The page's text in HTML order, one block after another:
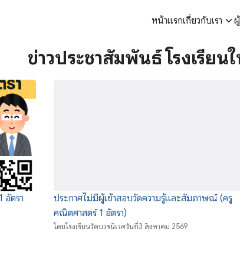
หน้าแรกเกี่ยวกับเรา
Search
for:ข่าวประชาสัมพันธ์ โรงเรียน
อัตรา
ประกาศไม่มีผู้เข้าสอบวัดความรู้และสัมภาษณ์ (ครู
คณิตศาสตร์ 1 อัตรา)
โดยโรงเรียนวัดบวรนิเวศวันที่3 สิงหาคม 2569